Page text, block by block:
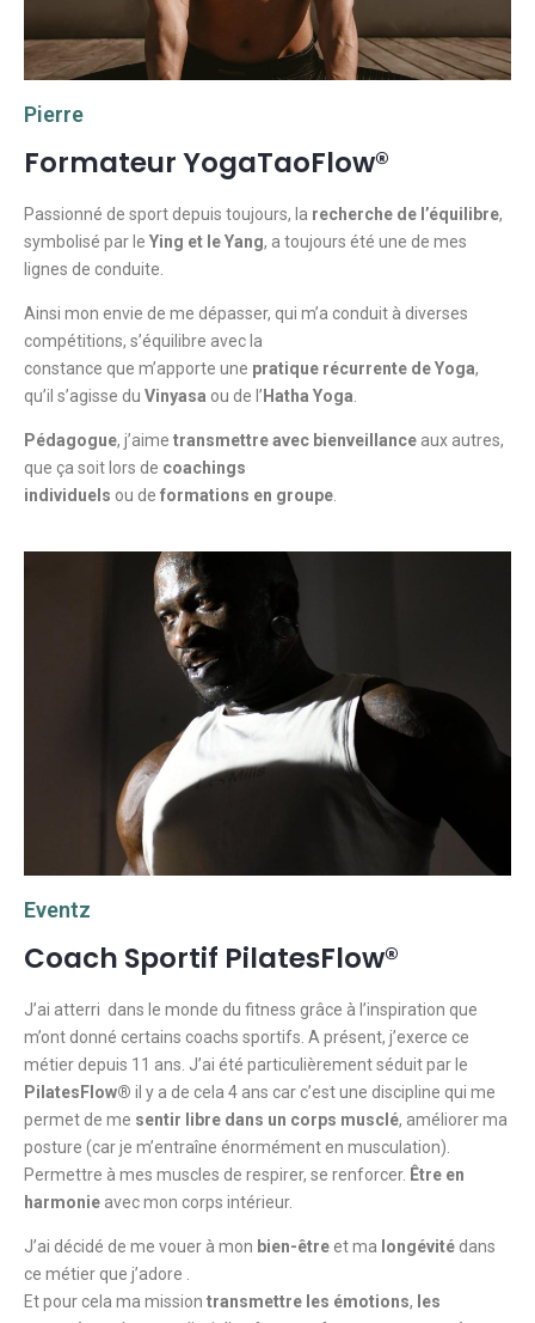
Pierre
Formateur YogaTaoFlow®
Passionné de sport depuis toujours, la recherche de l’équilibre,
symbolisé par le Ying et le Yang, a toujours été une de mes
lignes de conduite.
Ainsi mon envie de me dépasser, qui m’a conduit à diverses
compétitions, s’équilibre avec la
constance que m’apporte une pratique récurrente de Yoga,
qu’il s’agisse du Vinyasa ou de l’ Hatha Yoga
Pédagogue, j’aime transmettre avec bienveillance aux autres,
que ça soit lors de coachings
individuels ou de formations en groupe
Eventz
Coach Sportif PilatesFlow®
J’ai atterri dans le monde du fitness grâce à l’inspiration que
m’ont donné certains coachs sportifs. A présent, j’exerce ce
métier depuis 11 ans. J’ai été particulièrement séduit par le
PilatesFlow® il y a de cela 4 ans car c’est une discipline qui me
permet de me sentir libre dans un corps musclé, améliorer ma
posture (car je m’entraîne énormément en musculation).
Permettre à mes muscles de respirer, se renforcer. Être en
harmonie avec mon corps intérieur.
J’ai décidé de me vouer à mon bien-êtreet ma longévité dans
ce métier que j’adore .
Et pour cela ma mission transmettre les émotions, les